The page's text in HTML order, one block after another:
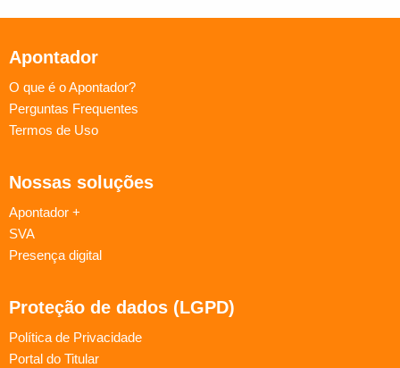
Apontador
O que é o Apontador?
Perguntas Frequentes
Termos de Uso
Nossas soluções
Apontador +
SVA
Presença digital
Proteção de dados (LGPD)
Política de Privacidade
Portal do Titular